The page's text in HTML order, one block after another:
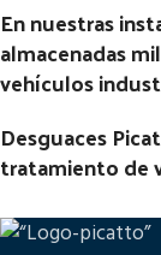
En nuestras
almacenadas
vehículos
Desguaces
tratamiento de